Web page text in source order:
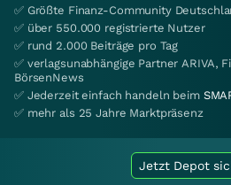
✅ Größte Finanz-Community
✅ über 550.000 registrierte Nutzer
✅ rund 2.000 Beiträge pro Tag
✅ verlagsunabhängige Partner ARIVA,
BörsenNews
✅ Jederzeit einfach handeln beim
✅ mehr als 25 Jahre Marktpräsenz
Jetzt Depot